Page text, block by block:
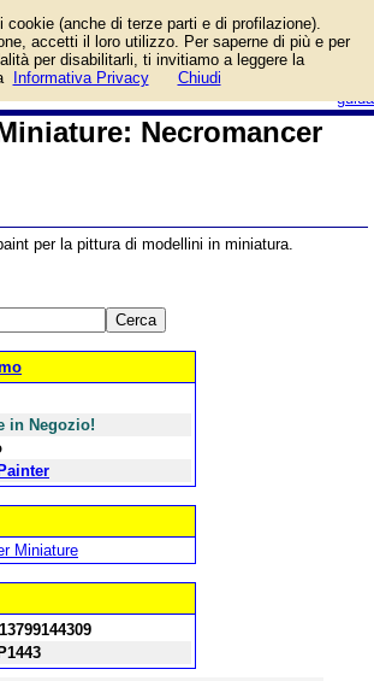
guida
Miniature: Necromancer
Cloak e prezzo di vendita.
Necromancer
per la pittura di modellini in miniatura.
in Negozio!
Miniature
(anche di terze parti e di profilazione).
accetti il loro utilizzo. Per saperne di più e per
per disabilitarli, ti invitiamo a leggere la
Informativa Privacy Chiudi